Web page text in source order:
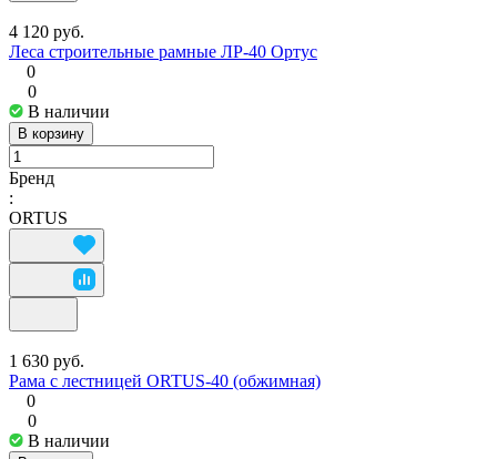
4 120 руб.
Леса строительные рамные ЛР-40 Ортус
0
0
В наличии
В корзину
Бренд
:
ORTUS
1 630 руб.
Рама с лестницей ORTUS-40 (обжимная)
0
0
В наличии